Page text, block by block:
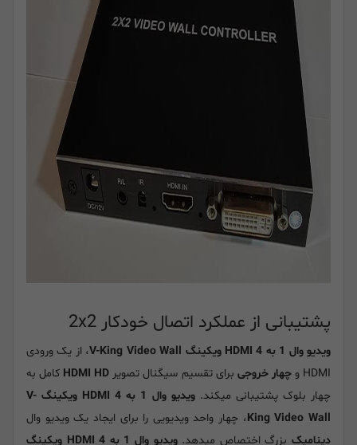
پشتیبانی از عملکرد اتصال خودکار 2x2
ویدیو وال 1 به 4 HDMI ویکینگ V-King Video Wall
، از یک ورودی
HDMI و
چهار خروجی برای تقسیم سیگنال تصویر HDMI HD کامل به
چهار بلوک پشتیبانی میکند.
ویدیو وال 1 به 4 HDMI ویکینگ V-
King Video Wall، چهار واحد ویدیویی را برای ایجاد یک ویدیو وال
دینامیکبزرگ اختصاص میدهد. ویدیو وال 1 به 4 HDMI ویکینگ